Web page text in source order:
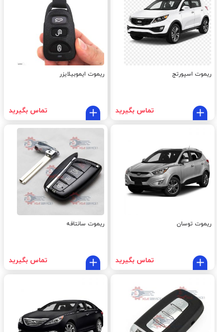
ریموت اسپورتج
تماس بگیرید
ریموت ایموبیلایزر
تماس بگیرید
ریموت توسان
تماس بگیرید
ریموت سانتافه
تماس بگیرید